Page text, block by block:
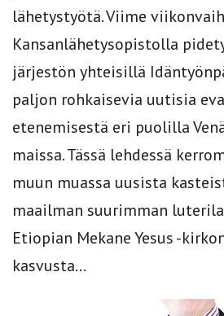
lähetystyötä. Viime
Kansanlähetysopistolla
järjestön yhteisillä
paljon rohkaisevia uutisia
etenemisestä eri puolilla
maissa. Tässä lehdessä
muun muassa uusista
maailman suurimman
Etiopian Mekane Yesus -
kasvusta...